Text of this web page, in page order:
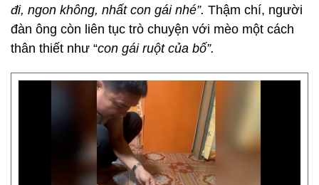
đi, ngon không, nhất con gái nhé”. Thậm chí, người
đàn ông còn liên tục trò chuyện với mèo một cách
thân thiết như “con gái ruột của bố”.